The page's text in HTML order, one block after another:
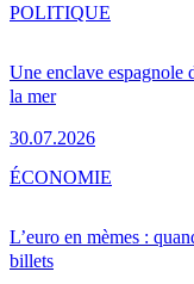
Une enclave espagnole
la mer
30.07.2026
POLITIQUE
L’euro en mèmes :
billets
ÉCONOMIE